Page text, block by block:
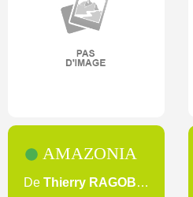
AMAZONIA
De Thierry RAGOBERT